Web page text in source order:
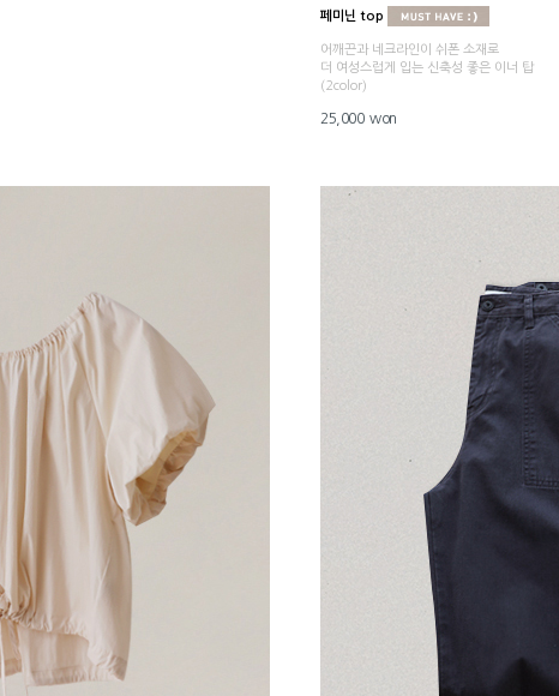
페미닌 top
어깨끈과 네크라인이 쉬폰 소재로
더 여성스럽게 입는 신축성 좋은 이너 탑
(2color)
25,000 won